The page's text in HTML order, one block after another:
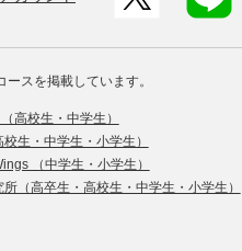
スを掲載しています。
高校生・中学生）
校生・中学生・小学生）
（中学生・小学生）
（高卒生・高校生・中学生・小学生）